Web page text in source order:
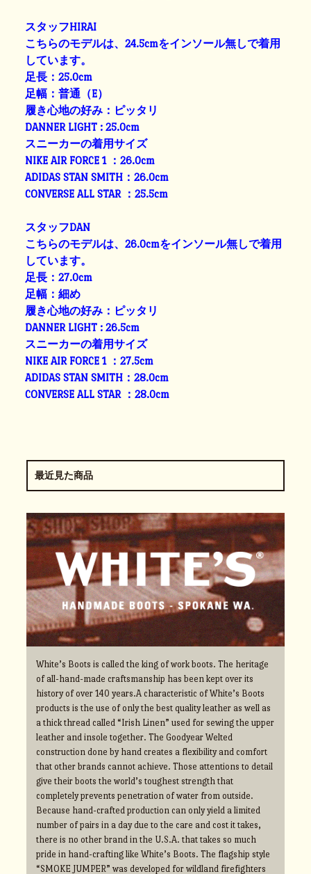
スタッフHIRAI
こちらのモデルは、24.5cmをインソール無しで着用
しています。
足長：25.0cm
足幅：普通（E）
履き心地の好み：ピッタリ
DANNER LIGHT : 25.0cm
スニーカーの着用サイズ
NIKE AIR FORCE 1 ：26.0cm
ADIDAS STAN SMITH：26.0cm
CONVERSE ALL STAR ：25.5cm
スタッフDAN
こちらのモデルは、26.0cmをインソール無しで着用
しています。
足長：27.0cm
足幅：細め
履き心地の好み：ピッタリ
DANNER LIGHT : 26.5cm
スニーカーの着用サイズ
NIKE AIR FORCE 1 ：27.5cm
ADIDAS STAN SMITH：28.0cm
CONVERSE ALL STAR ：28.0cm
最近見た商品
White’s Boots is called the king of work boots. The heritage
of all-hand-made craftsmanship has been kept over its
history of over 140 years.A characteristic of White’s Boots
products is the use of only the best quality leather as well as
a thick thread called “Irish Linen” used for sewing the upper
leather and insole together. The Goodyear Welted
construction done by hand creates a flexibility and comfort
that other brands cannot achieve. Those attentions to detail
give their boots the world’s toughest strength that
completely prevents penetration of water from outside.
Because hand-crafted production can only yield a limited
number of pairs in a day due to the care and cost it takes,
there is no other brand in the U.S.A. that takes so much
pride in hand-crafting like White’s Boots. The flagship style
“SMOKE JUMPER” was developed for wildland firefighters